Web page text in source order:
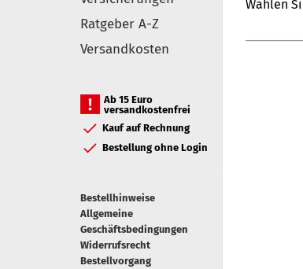
Ratgeber A-Z
Versandkosten
Ab 15 Euro
versandkostenfrei
Kauf auf Rechnung
Bestellung ohne Login
Bestellhinweise
Allgemeine
Geschäftsbedingungen
Widerrufsrecht
Bestellvorgang